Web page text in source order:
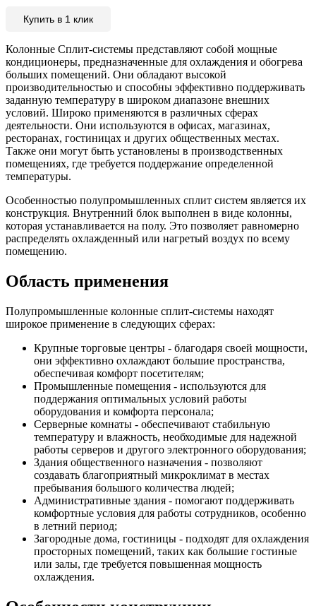
Купить в 1 клик
Колонные Сплит-системы представляют собой мощные
кондиционеры, предназначенные для охлаждения и обогрева
больших помещений. Они обладают высокой
производительностью и способны эффективно поддерживать
заданную температуру в широком диапазоне внешних
условий. Широко применяются в различных сферах
деятельности. Они используются в офисах, магазинах,
ресторанах, гостиницах и других общественных местах.
Также они могут быть установлены в производственных
помещениях, где требуется поддержание определенной
температуры.
Особенностью полупромышленных сплит систем является их
конструкция. Внутренний блок выполнен в виде колонны,
которая устанавливается на полу. Это позволяет равномерно
распределять охлажденный или нагретый воздух по всему
помещению.
Область применения
Полупромышленные колонные сплит-системы находят
широкое применение в следующих сферах:
Крупные торговые центры - благодаря своей мощности,
они эффективно охлаждают большие пространства,
обеспечивая комфорт посетителям;
Промышленные помещения - используются для
поддержания оптимальных условий работы
оборудования и комфорта персонала;
Серверные комнаты - обеспечивают стабильную
температуру и влажность, необходимые для надежной
работы серверов и другого электронного оборудования;
Здания общественного назначения - позволяют
создавать благоприятный микроклимат в местах
пребывания большого количества людей;
Административные здания - помогают поддерживать
комфортные условия для работы сотрудников, особенно
в летний период;
Загородные дома, гостиницы - подходят для охлаждения
просторных помещений, таких как большие гостиные
или залы, где требуется повышенная мощность
охлаждения.